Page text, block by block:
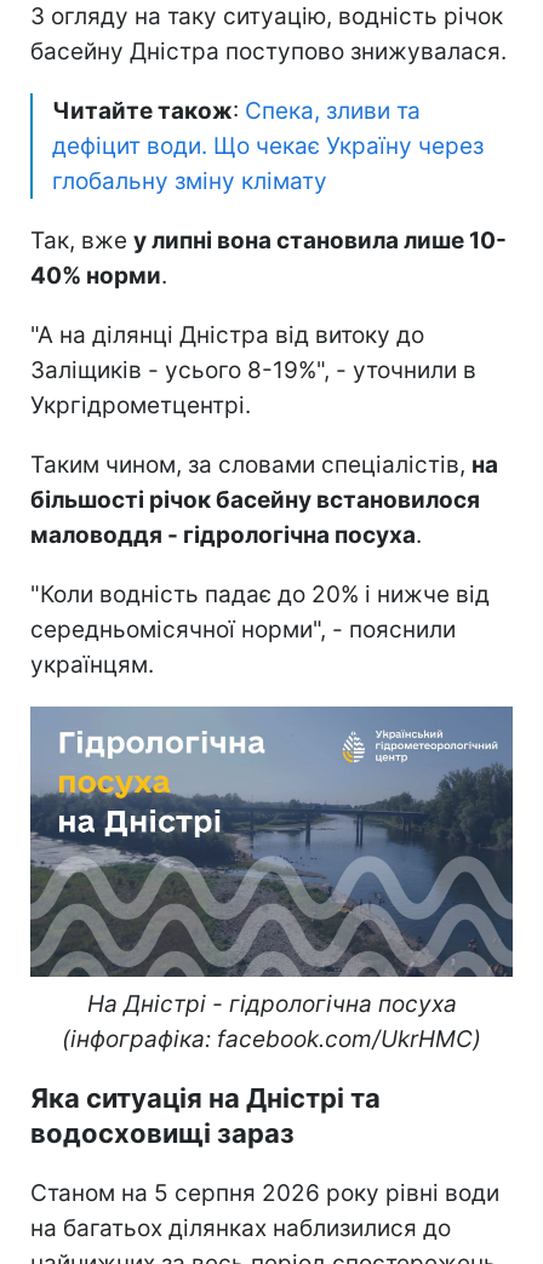
З огляду на таку ситуацію, водність річок
басейну Дністра поступово знижувалася.
Читайте також: Спека, зливи та
дефіцит води. Що чекає Україну через
глобальну зміну клімату
Так, вже у липні вона становила лише 10-
40% норми.
"А на ділянці Дністра від витоку до
Заліщиків - усього 8-19%", - уточнили в
Укргідрометцентрі.
Таким чином, за словами спеціалістів, на
більшості річок басейну встановилося
маловоддя - гідрологічна посуха.
"Коли водність падає до 20% і нижче від
середньомісячної норми", - пояснили
українцям.
На Дністрі - гідрологічна посуха
(інфографіка: facebook.com/UkrHMC)
Яка ситуація на Дністрі та
водосховищі зараз
Станом на 5 серпня 2026 року рівні води
на багатьох ділянках наблизилися до